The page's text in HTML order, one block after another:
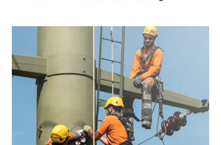
Mit einer App das Potenzial und die
Risiken in der Stromversorgung
vorhersehen
Wie BKW Power Grid die Digitalisierung nutzt,
um die kommenden Herausforderungen der
Energiewende anzupacken